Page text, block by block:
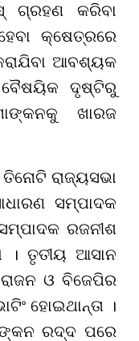
ଗ୍ରହଣ କରିବା
କ୍ଷେତ୍ରରେ
ଆବଶ୍ୟକ
ବୈଷୟିକ ଦୃଷ୍ଟିରୁ
ଖାରଜ
ରାଜ୍ୟସଭା
ସମ୍ପାଦକ
ରଜନୀଶ
। ତୃତୀୟ ଆସାନ
ଓ ବିଜେପିର
ହୋଇଥାନ୍ତା ।
ରଦ୍ଦ ପରେ